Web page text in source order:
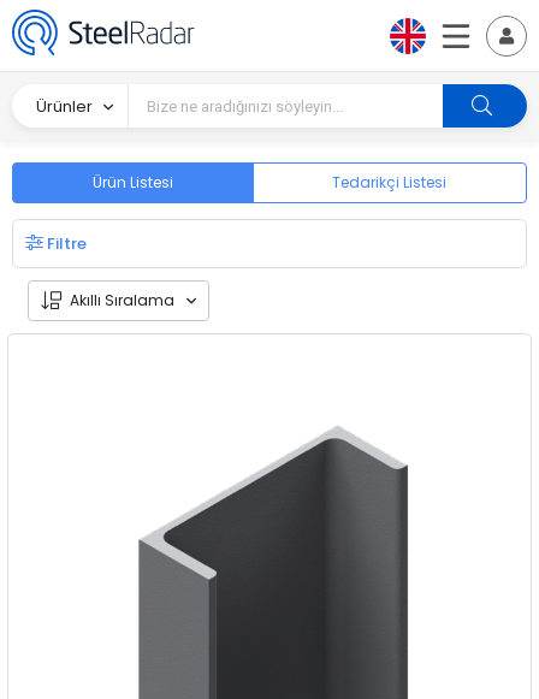
Ürünler
Ürün Listesi Tedarikçi Listesi
Filtre
Akıllı Sıralama